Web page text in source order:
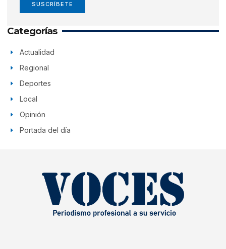
SUSCRÍBETE
Categorías
Actualidad
Regional
Deportes
Local
Opinión
Portada del día